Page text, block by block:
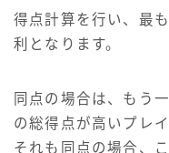
得点計算を行い、最
利となります。
同点の場合は、もう
の総得点が高いプレ
それも同点の場合、